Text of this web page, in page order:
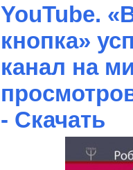
YouTube.
кнопка»
канал на
- Скачать